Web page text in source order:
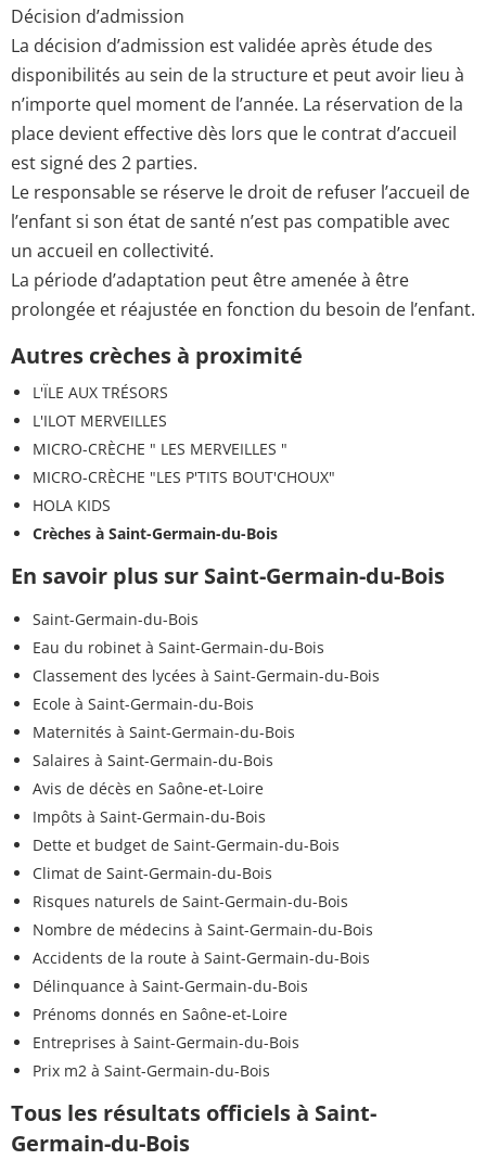
Décision d’admission
La décision d’admission est validée après étude des
disponibilités au sein de la structure et peut avoir lieu à
n’importe quel moment de l’année. La réservation de la
place devient effective dès lors que le contrat d’accueil
est signé des 2 parties.
Le responsable se réserve le droit de refuser l’accueil de
l’enfant si son état de santé n’est pas compatible avec
un accueil en collectivité.
La période d’adaptation peut être amenée à être
prolongée et réajustée en fonction du besoin de l’enfant.
Autres crèches à proximité
L'ÏLE AUX TRÉSORS
L'ILOT MERVEILLES
MICRO-CRÈCHE " LES MERVEILLES "
MICRO-CRÈCHE "LES P'TITS BOUT'CHOUX"
HOLA KIDS
Crèches à Saint-Germain-du-Bois
En savoir plus sur Saint-Germain-du-Bois
Saint-Germain-du-Bois
Eau du robinet à Saint-Germain-du-Bois
Classement des lycées à Saint-Germain-du-Bois
Ecole à Saint-Germain-du-Bois
Maternités à Saint-Germain-du-Bois
Salaires à Saint-Germain-du-Bois
Avis de décès en Saône-et-Loire
Impôts à Saint-Germain-du-Bois
Dette et budget de Saint-Germain-du-Bois
Climat de Saint-Germain-du-Bois
Risques naturels de Saint-Germain-du-Bois
Nombre de médecins à Saint-Germain-du-Bois
Accidents de la route à Saint-Germain-du-Bois
Délinquance à Saint-Germain-du-Bois
Prénoms donnés en Saône-et-Loire
Entreprises à Saint-Germain-du-Bois
Prix m2 à Saint-Germain-du-Bois
Tous les résultats officiels à Saint-
Germain-du-Bois